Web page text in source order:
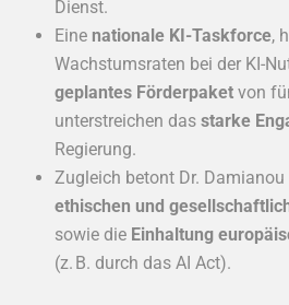
Dienst.
Eine nationale KI-Taskforce,
Wachstumsraten bei der KI-
geplantes Förderpaket von
unterstreichen das starke
Regierung.
Zugleich betont Dr.
ethischen und
sowie die Einhaltung
(z. B. durch das AI Act).